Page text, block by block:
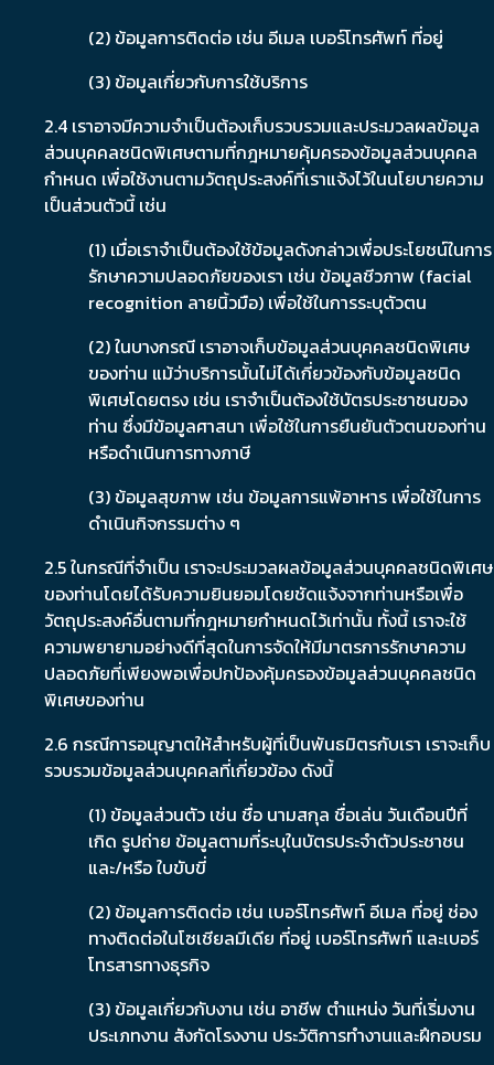
(2) ข้อมูลการติดต่อ เช่น อีเมล เบอร์โทรศัพท์ ที่อยู่
(3) ข้อมูลเกี่ยวกับการใช้บริการ
2.4 เราอาจมีความจำเป็นต้องเก็บรวบรวมและประมวลผลข้อมูล
ส่วนบุคคลชนิดพิเศษตามที่กฎหมายคุ้มครองข้อมูลส่วนบุคคล
กำหนด เพื่อใช้งานตามวัตถุประสงค์ที่เราแจ้งไว้ในนโยบายความ
เป็นส่วนตัวนี้ เช่น
(1) เมื่อเราจำเป็นต้องใช้ข้อมูลดังกล่าวเพื่อประโยชน์ในการ
รักษาความปลอดภัยของเรา เช่น ข้อมูลชีวภาพ (facial
recognition ลายนิ้วมือ) เพื่อใช้ในการระบุตัวตน
(2) ในบางกรณี เราอาจเก็บข้อมูลส่วนบุคคลชนิดพิเศษ
ของท่าน แม้ว่าบริการนั้นไม่ได้เกี่ยวข้องกับข้อมูลชนิด
พิเศษโดยตรง เช่น เราจำเป็นต้องใช้บัตรประชาชนของ
ท่าน ซึ่งมีข้อมูลศาสนา เพื่อใช้ในการยืนยันตัวตนของท่าน
หรือดำเนินการทางภาษี
(3) ข้อมูลสุขภาพ เช่น ข้อมูลการแพ้อาหาร เพื่อใช้ในการ
ดำเนินกิจกรรมต่าง ๆ
2.5 ในกรณีที่จำเป็น เราจะประมวลผลข้อมูลส่วนบุคคลชนิดพิเศษ
ของท่านโดยได้รับความยินยอมโดยชัดแจ้งจากท่านหรือเพื่อ
วัตถุประสงค์อื่นตามที่กฎหมายกำหนดไว้เท่านั้น ทั้งนี้ เราจะใช้
ความพยายามอย่างดีที่สุดในการจัดให้มีมาตรการรักษาความ
ปลอดภัยที่เพียงพอเพื่อปกป้องคุ้มครองข้อมูลส่วนบุคคลชนิด
พิเศษของท่าน
2.6 กรณีการอนุญาตให้สำหรับผู้ที่เป็นพันธมิตรกับเรา เราจะเก็บ
รวบรวมข้อมูลส่วนบุคคลที่เกี่ยวข้อง ดังนี้
(1) ข้อมูลส่วนตัว เช่น ชื่อ นามสกุล ชื่อเล่น วันเดือนปีที่
เกิด รูปถ่าย ข้อมูลตามที่ระบุในบัตรประจำตัวประชาชน
และ/หรือ ใบขับขี่
(2) ข้อมูลการติดต่อ เช่น เบอร์โทรศัพท์ อีเมล ที่อยู่ ช่อง
ทางติดต่อในโซเชียลมีเดีย ที่อยู่ เบอร์โทรศัพท์ และเบอร์
โทรสารทางธุรกิจ
(3) ข้อมูลเกี่ยวกับงาน เช่น อาชีพ ตำแหน่ง วันที่เริ่มงาน
ประเภทงาน สังกัดโรงงาน ประวัติการทำงานและฝึกอบรม